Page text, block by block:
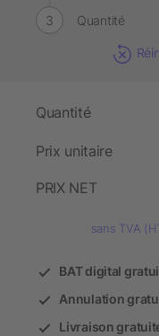
Quantité
Quantité
Prix unitaire
PRIX NET
sans TVA
BAT digital
Annulation
Livraison